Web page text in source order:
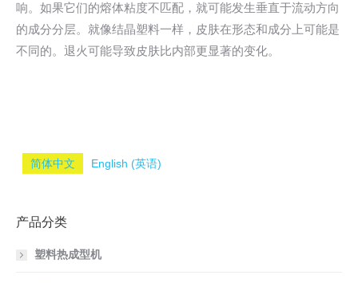
响。如果它们的熔体粘度不匹配，就可能发生垂直于流动方向
的成分分层。就像结晶塑料一样，皮肤在形态和成分上可能是
不同的。退火可能导致皮肤比内部更显著的变化。
简体中文 English (英语)
产品分类
塑料热成型机